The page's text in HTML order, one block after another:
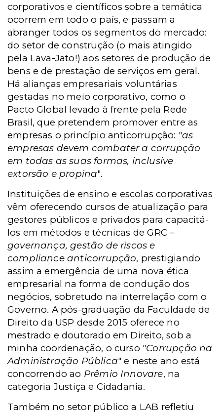
corporativos e científicos sobre a temática
ocorrem em todo o país, e passam a
abranger todos os segmentos do mercado:
do setor de construção (o mais atingido
pela Lava-Jato!) aos setores de produção de
bens e de prestação de serviços em geral.
Há alianças empresariais voluntárias
gestadas no meio corporativo, como o
Pacto Global levado à frente pela Rede
Brasil, que pretendem promover entre as
empresas o princípio anticorrupção: "as
empresas devem combater a corrupção
em todas as suas formas, inclusive
extorsão e propina".
Instituições de ensino e escolas corporativas
vêm oferecendo cursos de atualização para
gestores públicos e privados para capacitá-
los em métodos e técnicas de GRC –
governança, gestão de riscos e
compliance anticorrupção, prestigiando
assim a emergência de uma nova ética
empresarial na forma de condução dos
negócios, sobretudo na interrelação com o
Governo. A pós-graduação da Faculdade de
Direito da USP desde 2015 oferece no
mestrado e doutorado em Direito, sob a
minha coordenação, o curso "Corrupção na
Administração Pública" e neste ano está
concorrendo ao Prêmio Innovare, na
categoria Justiça e Cidadania.
Também no setor público a LAB refletiu